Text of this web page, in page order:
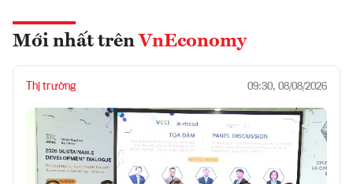
Mới nhất trên VnEconomy
Thị trường 09:30, 08/08/2026